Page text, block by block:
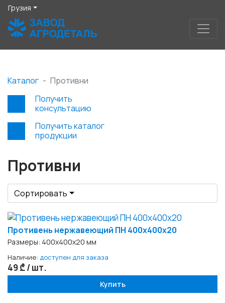
Грузия
Каталог
Противни
Получить
консультацию
Получить каталог
продукции
Противни
Сортировать
Противень нержавеющий ПН 400x400x20
Размеры: 400х400х20 мм
Наличие: доступен для заказа
49 ₾ / шт.
Купить